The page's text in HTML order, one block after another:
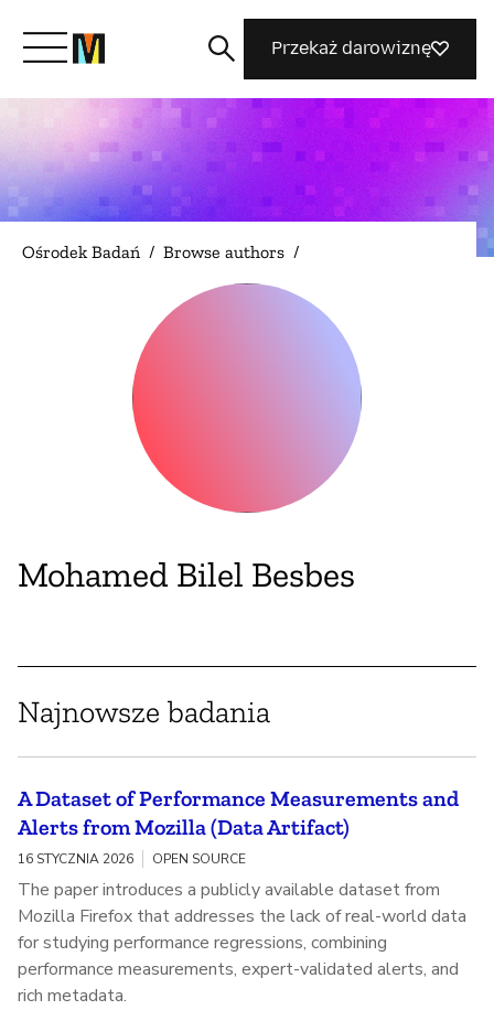
Poznaj Mozillę
Co robimy
Dołącz do nas
Magazyn
Przekaż darowiznę
Ośrodek Badań / Browse authors /
Mohamed Bilel Besbes
Najnowsze badania
A Dataset of Performance Measurements and
Alerts from Mozilla (Data Artifact)
16 STYCZNIA 2026 OPEN SOURCE
The paper introduces a publicly available dataset from
Mozilla Firefox that addresses the lack of real-world data
for studying performance regressions, combining
performance measurements, expert-validated alerts, and
rich metadata.